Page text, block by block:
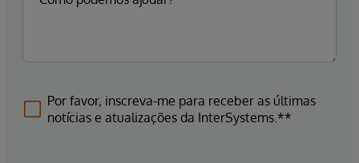
Por favor, inscreva-me para receber as últimas
notícias e atualizações da InterSystems.**